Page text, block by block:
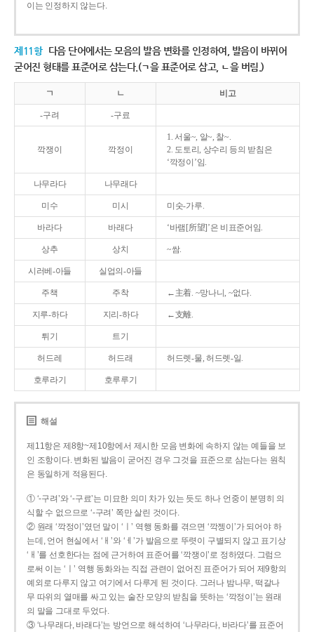
이는 인정하지 않는다.
제11항 다음 단어에서는 모음의 발음 변화를 인정하여, 발음이 바뀌어
굳어진 형태를 표준어로 삼는다.(ㄱ을 표준어로 삼고, ㄴ을 버림.)
ㄱ ㄴ 비고
-구려 -구료
깍쟁이 깍정이
1. 서울~, 알~, 찰~.
2. 도토리, 상수리 등의 받침은
‘깍정이’임.
나무라다 나무래다
미수 미시 미숫-가루.
바라다 바래다 ‘바램[所望]’은 비표준어임.
상추 상치 ~쌈.
시러베-아들 실업의-아들
주책 주착 ←主着. ~망나니, ~없다.
지루-하다 지리-하다 ←支離.
튀기 트기
허드레 허드래 허드렛-물, 허드렛-일.
호루라기 호루루기
해설
제11항은 제8항~제10항에서 제시한 모음 변화에 속하지 않는 예들을 보
인 조항이다. 변화된 발음이 굳어진 경우 그것을 표준으로 삼는다는 원칙
은 동일하게 적용된다.
① ‘-구려’와 ‘-구료’는 미묘한 의미 차가 있는 듯도 하나 언중이 분명히 의
식할 수 없으므로 ‘-구려’ 쪽만 살린 것이다.
② 원래 ‘깍정이’였던 말이 ‘ㅣ’ 역행 동화를 겪으면 ‘깍젱이’가 되어야 하
는데, 언어 현실에서 ‘ㅐ’와 ‘ㅔ’가 발음으로 뚜렷이 구별되지 않고 표기상
‘ㅐ’를 선호한다는 점에 근거하여 표준어를 ‘깍쟁이’로 정하였다. 그럼으
로써 이는 ‘ㅣ’ 역행 동화와는 직접 관련이 없어진 표준어가 되어 제9항의
예외로 다루지 않고 여기에서 다루게 된 것이다. 그러나 밤나무, 떡갈나
무 따위의 열매를 싸고 있는 술잔 모양의 받침을 뜻하는 ‘깍정이’는 원래
의 말을 그대로 두었다.
③ ‘나무래다, 바래다’는 방언으로 해석하여 ‘나무라다, 바라다’를 표준어